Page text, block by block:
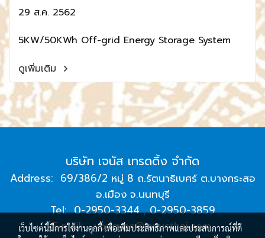
29 ส.ค. 2562
5KW/50KWh Off-grid Energy Storage System
ดูเพิ่มเติม
บริษัท เจนัส เทรดดิ้ง จำกัด
Address: 69/386/2 หมู่ 8 ถ.รัตนาธิเบศร์ ต.บางกระสอ
อ.เมือง จ.นนทบุรี
Tel: 0-2950-3344 , 0-2950-3859
E-mail:yongyos@janusthai.com,
เว็บไซต์นี้มีการใช้งานคุกกี้ เพื่อเพิ่มประสิทธิภาพและประสบการณ์ที่ดี